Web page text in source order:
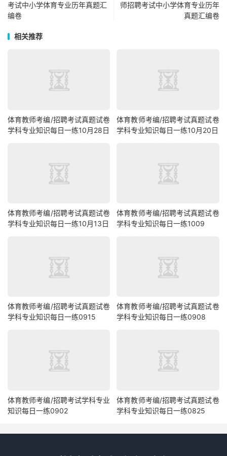
考试中小学体育专业历年真题汇
编卷
师招聘考试中小学体育专业历年
真题汇编卷
相关推荐
体育教师考编/招聘考试真题试卷
学科专业知识每日一练10月28日
体育教师考编/招聘考试真题试卷
学科专业知识每日一练10月20日
体育教师考编/招聘考试真题试卷
学科专业知识每日一练10月13日
体育教师考编/招聘考试真题试卷
学科专业知识每日一练1009
体育教师考编/招聘考试真题试卷
学科专业知识每日一练0915
体育教师考编/招聘考试真题试卷
学科专业知识每日一练0908
体育教师考编/招聘考试学科专业
知识每日一练0902
体育教师考编/招聘考试真题试卷
学科专业知识每日一练0825